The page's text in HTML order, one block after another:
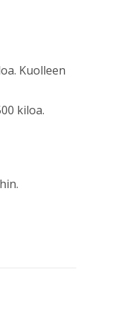
Kuolleen
kiloa.